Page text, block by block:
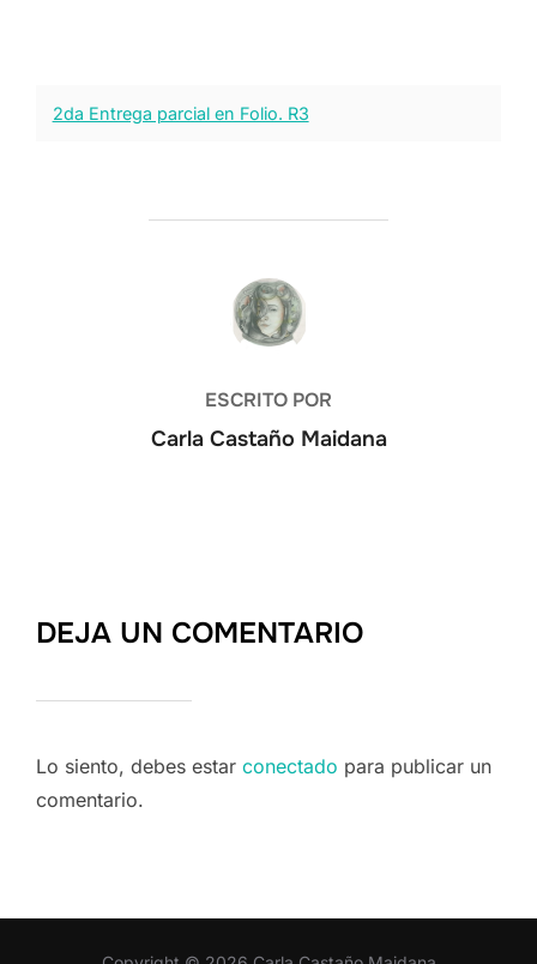
2da Entrega parcial en Folio. R3
AUTOR DE LA PUBLICACIÓN
ESCRITO POR
Carla Castaño Maidana
DEJA UN COMENTARIO
Lo siento, debes estar conectado para publicar un
comentario.